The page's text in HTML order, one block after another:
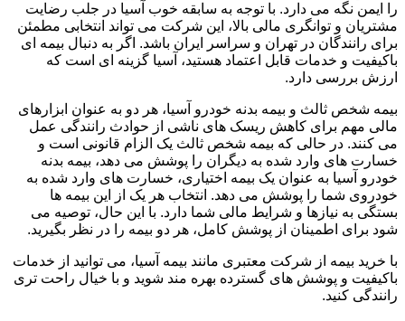
را ایمن نگه می دارد. با توجه به سابقه خوب آسیا در جلب رضایت
مشتریان و توانگری مالی بالا، این شرکت می تواند انتخابی مطمئن
برای رانندگان در تهران و سراسر ایران باشد. اگر به دنبال بیمه ای
باکیفیت و خدمات قابل اعتماد هستید، آسیا گزینه ای است که
ارزش بررسی دارد.
بیمه شخص ثالث و بیمه بدنه خودرو آسیا، هر دو به عنوان ابزارهای
مالی مهم برای کاهش ریسک های ناشی از حوادث رانندگی عمل
می کنند. در حالی که بیمه شخص ثالث یک الزام قانونی است و
خسارت های وارد شده به دیگران را پوشش می دهد، بیمه بدنه
خودرو آسیا به عنوان یک بیمه اختیاری، خسارت های وارد شده به
خودروی شما را پوشش می دهد. انتخاب هر یک از این بیمه ها
بستگی به نیازها و شرایط مالی شما دارد. با این حال، توصیه می
شود برای اطمینان از پوشش کامل، هر دو بیمه را در نظر بگیرید.
با خرید بیمه از شرکت معتبری مانند بیمه آسیا، می توانید از خدمات
باکیفیت و پوشش های گسترده بهره مند شوید و با خیال راحت تری
رانندگی کنید.